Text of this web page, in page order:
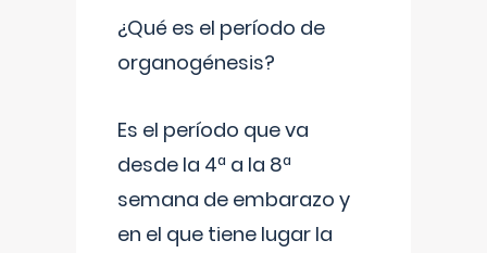
¿Qué es el período de
organogénesis?
Es el período que va
desde la 4ª a la 8ª
semana de embarazo y
en el que tiene lugar la